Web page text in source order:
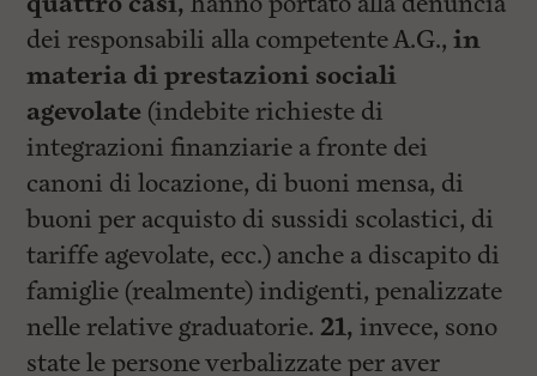
dei responsabili alla competente A.G.,in
materia di prestazioni sociali
agevolate (indebite richieste di
integrazioni finanziarie a fronte dei
canoni di locazione, di buoni mensa, di
buoni per acquisto di sussidi scolastici, di
tariffe agevolate, ecc.) anche a discapito di
famiglie (realmente) indigenti, penalizzate
nelle relative graduatorie. 21, invece, sono
state le persone verbalizzate per aver